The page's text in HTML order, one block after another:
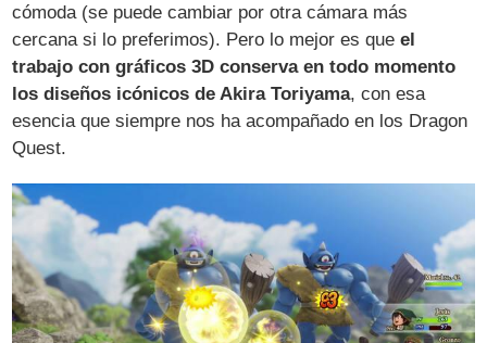
cómoda (se puede cambiar por otra cámara más
cercana si lo preferimos). Pero lo mejor es queel
trabajo con gráficos 3D conserva en todo momento
los diseños icónicos de Akira Toriyama, con esa
esencia que siempre nos ha acompañado en los Dragon
Quest.